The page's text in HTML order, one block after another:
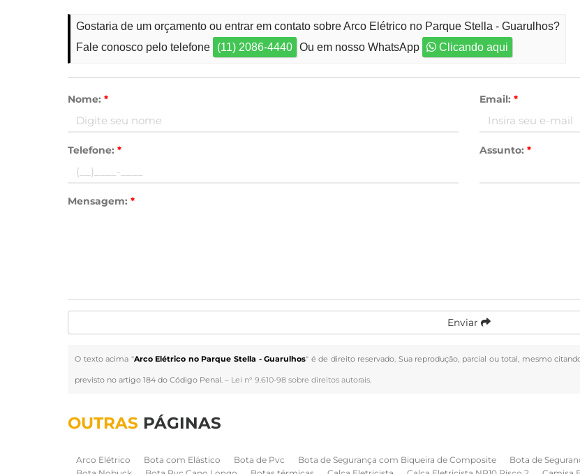
Gostaria de um orçamento ou entrar em contato sobre Arco Elétrico no Parque Stella - Guarulhos?
Fale conosco pelo telefone
(11) 2086-4440 Ou em nosso WhatsApp Clicando aqui
Nome:* Email: *
Telefone:* Assunto: *
Mensagem:*
Enviar
O texto acima "Arco Elétrico no Parque Stella - Guarulhos" é de direito reservado. Sua reprodução, parcial ou total, mesmo
previsto no artigo 184 do Código Penal. – Lei n° 9.610-98 sobre direitos autorais.
OUTRAS PÁGINAS
Arco Elétrico Bota com Elástico Bota de Pvc Bota de Segurança com Biqueira de Composite Bota de